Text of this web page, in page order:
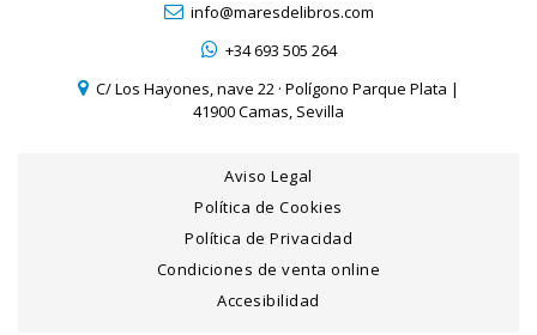
info@maresdelibros.com
+34 693 505 264
C/ Los Hayones, nave 22 · Polígono Parque Plata |
41900 Camas, Sevilla
Aviso Legal
Política de Cookies
Política de Privacidad
Condiciones de venta online
Accesibilidad